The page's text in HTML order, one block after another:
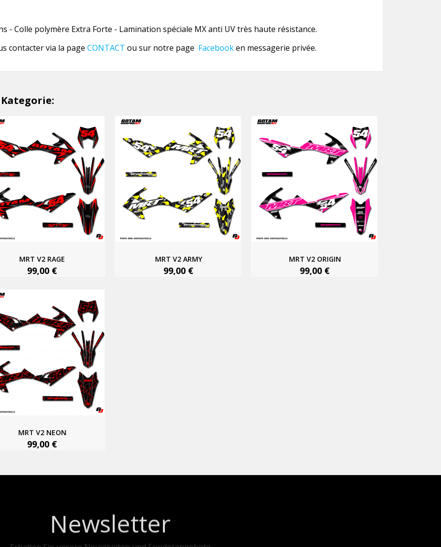
- Colle polymère Extra Forte - Lamination spéciale MX anti UV très haute résistance.
contacter via la page CONTACT ou sur notre page Facebooken messagerie privée.
MRT V2 RAGE
99,00 €
MRT V2 ARMY
99,00 €
MRT V2 ORIGIN
99,00 €
MRT V2 NEON
99,00 €
Newsletter